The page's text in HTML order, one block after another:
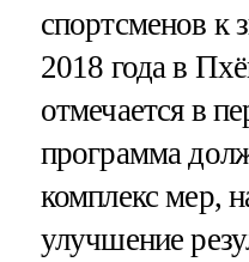
спортсменов к
2018 года в
отмечается в
программа
комплекс мер,
улучшение